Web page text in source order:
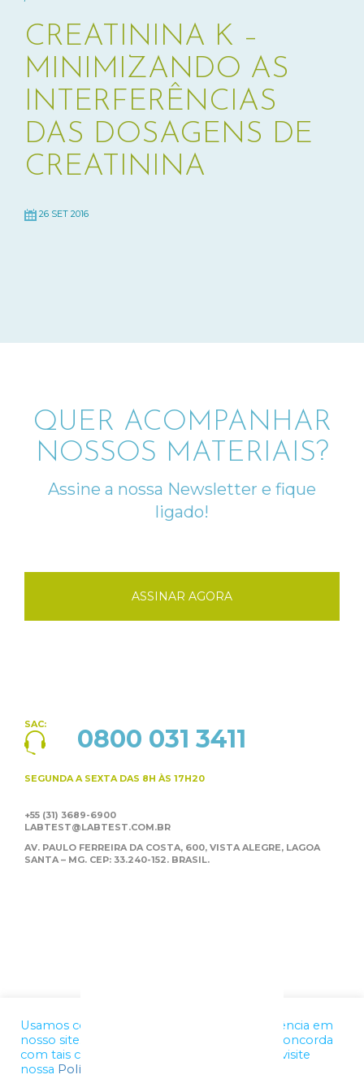
CREATININA K –
MINIMIZANDO AS
INTERFERÊNCIAS
DAS DOSAGENS DE
CREATININA
26 SET 2016
QUER ACOMPANHAR
NOSSOS MATERIAIS?
Assine a nossa Newsletter e fique
ligado!
ASSINAR AGORA
SAC: 0800 031 3411
SEGUNDA A SEXTA DAS 8H ÀS 17H20
+55 (31) 3689-6900
LABTEST@LABTEST.COM.BR
AV. PAULO FERREIRA DA COSTA, 600, VISTA ALEGRE, LAGOA
SANTA – MG. CEP: 33.240-152. BRASIL.
Usamos cookies para melhorar a sua experiência em
nosso site. Ao utilizar nossos serviços, você concorda
com tais condições. Para mais informações, visite
nossa Política de Privacidade